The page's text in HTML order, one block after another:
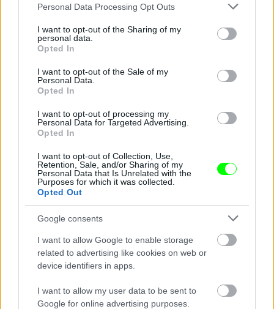
Please note that this website/app uses one or more Google
not limited to your visit or usage behaviour. You may click to
grant or deny consent to Google and its third-party tags to
use your data for below specified purposes in below Google
consent section.
Personal Data Processing Opt Outs
I want to opt-out of the Sharing of my
personal data.
Opted In
I want to opt-out of the Sale of my
Personal Data.
Opted In
I want to opt-out of processing my
Personal Data for Targeted Advertising.
Opted In
I want to opt-out of Collection, Use,
Retention, Sale, and/or Sharing of my
Personal Data that Is Unrelated with the
Purposes for which it was collected.
Opted Out
Google consents
I want to allow Google to enable storage
related to advertising like cookies on web or
device identifiers in apps.
I want to allow my user data to be sent to
Google for online advertising purposes.
jövője nincs
Fotó: Mark Tipple / Northfoto
Jön még kép!